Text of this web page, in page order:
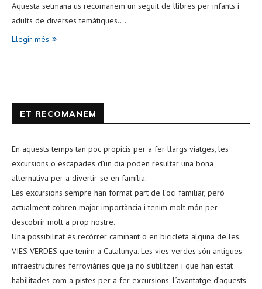
Aquesta setmana us recomanem un seguit de llibres per infants i
adults de diverses temàtiques.…
Llegir més
ET RECOMANEM
En aquests temps tan poc propicis per a fer llargs viatges, les
excursions o escapades d’un dia poden resultar una bona
alternativa per a divertir-se en família.
Les excursions sempre han format part de l’oci familiar, però
actualment cobren major importància i tenim molt món per
descobrir molt a prop nostre.
Una possibilitat és recórrer caminant o en bicicleta alguna de les
VIES VERDES que tenim a Catalunya. Les vies verdes són antigues
infraestructures ferroviàries que ja no s’utilitzen i que han estat
habilitades com a pistes per a fer excursions. L’avantatge d’aquests